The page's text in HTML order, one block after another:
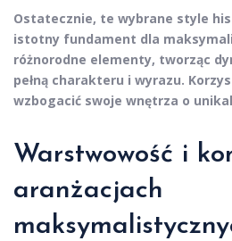
Ostatecznie, te wybrane style
istotny fundament dla
różnorodne elementy, tworząc
pełną charakteru i wyrazu.
wzbogacić swoje wnętrza o
Warstwowość i
aranżacjach